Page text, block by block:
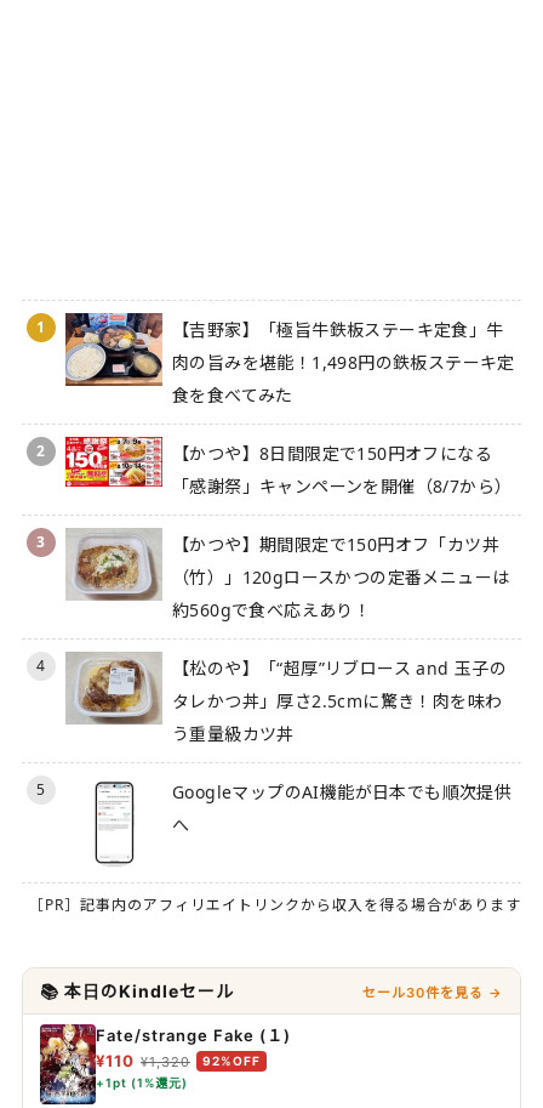
1
【吉野家】「極旨牛鉄板ステーキ定食」牛
肉の旨みを堪能！1,498円の鉄板ステーキ定
食を食べてみた
2
【かつや】8日間限定で150円オフになる
「感謝祭」キャンペーンを開催（8/7から）
3
【かつや】期間限定で150円オフ「カツ丼
（竹）」120gロースかつの定番メニューは
約560gで食べ応えあり！
4
【松のや】「“超厚”リブロース and 玉子の
タレかつ丼」厚さ2.5cmに驚き！肉を味わ
う重量級カツ丼
5
GoogleマップのAI機能が日本でも順次提供
へ
［PR］記事内のアフィリエイトリンクから収入を得る場合があります
📚 本日のKindleセール セール30件を見る →
Fate/strange Fake (１)
¥110 ¥1,320
92%OFF
+1pt (1%還元)